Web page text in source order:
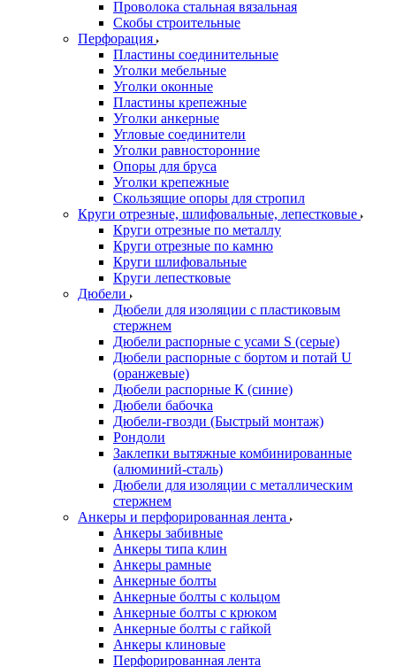
Проволока стальная вязальная
Скобы строительные
Перфорация
Пластины соединительные
Уголки мебельные
Уголки оконные
Пластины крепежные
Уголки анкерные
Угловые соединители
Уголки равносторонние
Опоры для бруса
Уголки крепежные
Скользящие опоры для стропил
Круги отрезные, шлифовальные, лепестковые
Круги отрезные по металлу
Круги отрезные по камню
Круги шлифовальные
Круги лепестковые
Дюбели
Дюбели для изоляции с пластиковым
стержнем
Дюбели распорные с усами S (серые)
Дюбели распорные c бортом и потай U
(оранжевые)
Дюбели распорные К (синие)
Дюбели бабочка
Дюбели-гвозди (Быстрый монтаж)
Рондоли
Заклепки вытяжные комбинированные
(алюминий-сталь)
Дюбели для изоляции с металлическим
стержнем
Анкеры и перфорированная лента
Анкеры забивные
Анкеры типа клин
Анкеры рамные
Анкерные болты
Анкерные болты с кольцом
Анкерные болты с крюком
Анкерные болты с гайкой
Анкеры клиновые
Перфорированная лента